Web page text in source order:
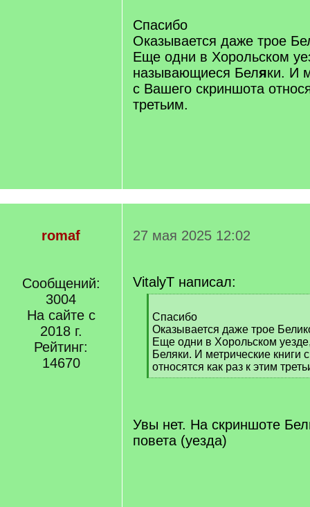
Спасибо
Оказывается даже трое
Еще одни в Хорольском
называющиеся Беляки. И
с Вашего скриншота
третьим.
romaf
Сообщений:
3004
На сайте с
2018 г.
Рейтинг:
14670
27 мая 2025 12:02
VitalyT написал:
q
]
Спасибо
Оказывается даже трое
Еще одни в Хорольском
Беляки. И метрические книги
относятся как раз к этим
[
Увы нет. На скриншоте
повета (уезда)